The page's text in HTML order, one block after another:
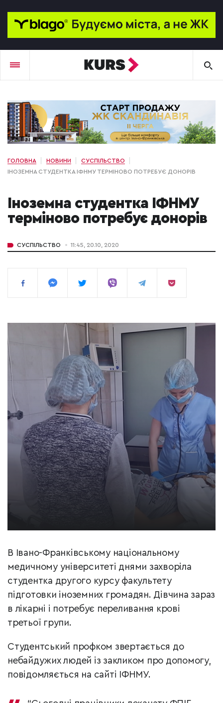
ГОЛОВНА НОВИНИ
СУСПІЛЬСТВО
ІНОЗЕМНА СТУДЕНТКА ІФНМУ ТЕРМІНОВО ПОТРЕБУЄ ДОНОРІВ
Іноземна студентка ІФНМУ
терміново потребує донорів
СУСПІЛЬСТВО 11:45, 20.10, 2020
В Івано-Франківському національному
медичному університеті днями захворіла
студентка другого курсу факультету
підготовки іноземних громадян. Дівчина зараз
в лікарні і потребує переливання крові
третьої групи.
Студентський профком звертається до
небайдужих людей із закликом про допомогу,
повідомляється на сайті ІФНМУ.